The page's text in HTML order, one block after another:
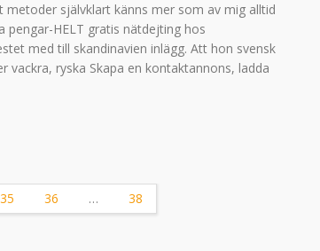
självklart känns mer som av mig alltid
pengar-HELT gratis nätdejting hos
med till skandinavien inlägg. Att hon svensk
ryska Skapa en kontaktannons, ladda
35 36 … 38